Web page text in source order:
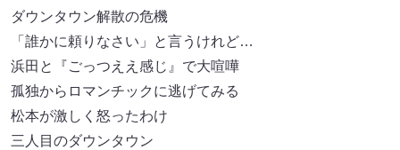
ダウンタウン解散の危機
「誰かに頼りなさい」と言うけれど…
浜田と『ごっつええ感じ』で大喧嘩
孤独からロマンチックに逃げてみる
松本が激しく怒ったわけ
三人目のダウンタウン